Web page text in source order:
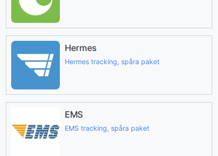
Hermes
Hermes tracking, spåra paket
EMS
EMS tracking, spåra paket